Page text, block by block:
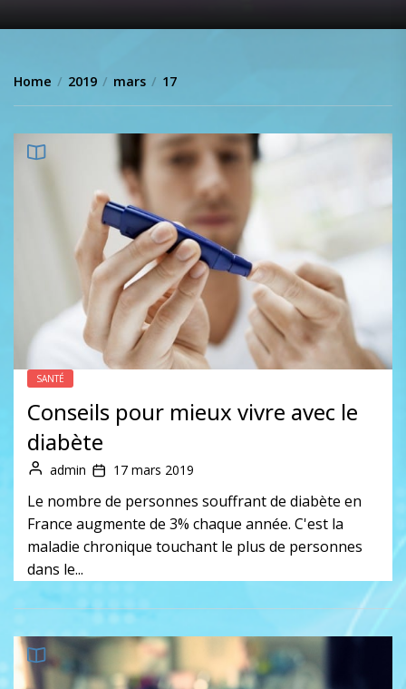
Home 2019 mars 17
SANTÉ
Conseils pour mieux vivre avec le
diabète
admin 17 mars 2019
Le nombre de personnes souffrant de diabète en
France augmente de 3% chaque année. C'est la
maladie chronique touchant le plus de personnes
dans le...